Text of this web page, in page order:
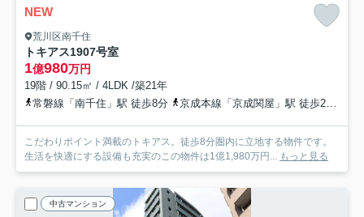
NEW
荒川区南千住
トキアス1907号室
1億980万円
19階 / 90.15㎡ / 4LDK /築21年
常磐線「南千住」駅 徒歩8分
京成本線「京成関屋」駅 徒歩20分
こだわりポイント満載のトキアス。徒歩8分圏内に立地する物件です。
生活を快適にする設備も充実のこの物件は1億1,980万円... もっと見る
中古マンション